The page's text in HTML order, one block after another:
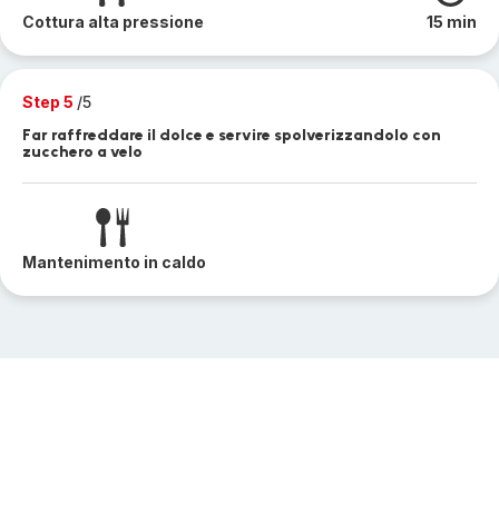
Cottura alta pressione 15 min
Step 5 /5
Far raffreddare il dolce e servire spolverizzandolo con
zucchero a velo
Mantenimento in caldo